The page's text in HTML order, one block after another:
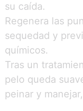
su caída.
Regenera las
sequedad y
químicos.
Tras un
pelo queda
peinar y